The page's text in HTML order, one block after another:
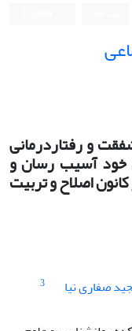
و رفتاردرمانی
خود آسیب رسان و
اصلاح و تربیت
صفاری نیا 3